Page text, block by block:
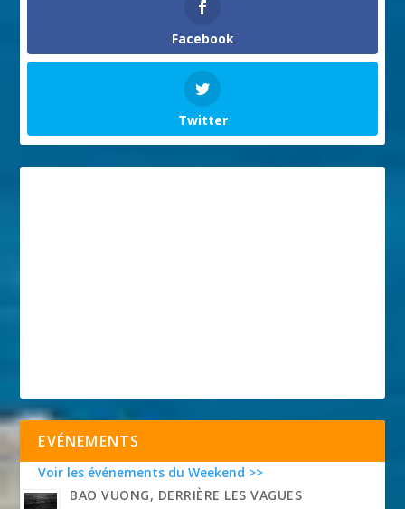
Facebook
Twitter
EVÉNEMENTS
Voir les événements du Weekend >>
BAO VUONG, DERRIÈRE LES VAGUES